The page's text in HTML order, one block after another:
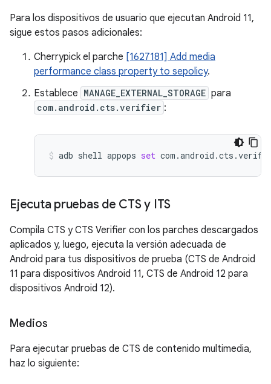
Para los dispositivos de usuario que ejecutan Android 11,
sigue estos pasos adicionales:
Cherrypick el parche [1627181] Add media
performance class property to sepolicy.
Establece MANAGE_EXTERNAL_STORAGE para
com.android.cts.verifier :
adb shell appops set
Ejecuta pruebas de CTS y ITS
Compila CTS y CTS Verifier con los parches descargados
aplicados y, luego, ejecuta la versión adecuada de
Android para tus dispositivos de prueba (CTS de Android
11 para dispositivos Android 11, CTS de Android 12 para
dispositivos Android 12).
Medios
Para ejecutar pruebas de CTS de contenido multimedia,
haz lo siguiente: